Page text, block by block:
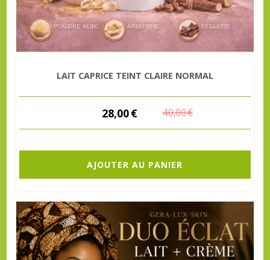
LAIT CAPRICE TEINT CLAIRE NORMAL
28,00€ 40,00€
AJOUTER AU PANIER